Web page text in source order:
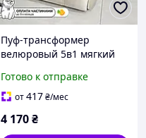
Пуф-трансформер
велюровый 5в1 мягкий
прихожей,лофт стулья от
производителя бежевый
Готово к отправке
от417₴/мес
4 170₴